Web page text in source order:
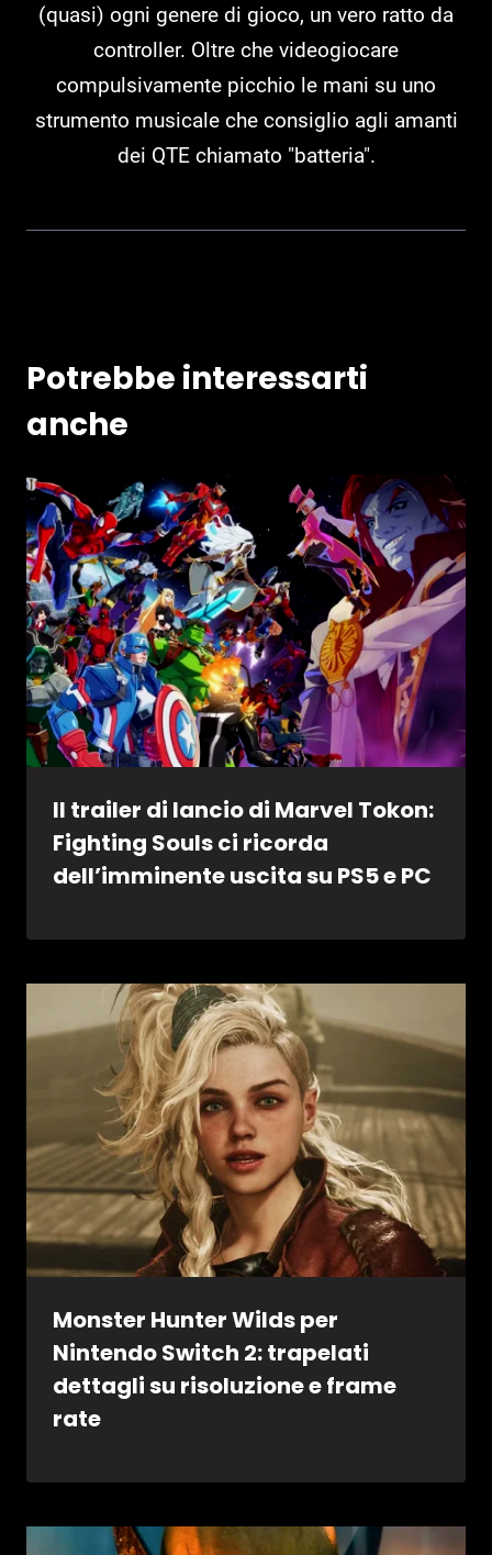
(quasi) ogni genere di gioco, un vero ratto da
controller. Oltre che videogiocare
compulsivamente picchio le mani su uno
strumento musicale che consiglio agli amanti
dei QTE chiamato "batteria".
Potrebbe interessarti
anche
Il trailer di lancio di Marvel Tokon:
Fighting Souls ci ricorda
dell’imminente uscita su PS5 e PC
Monster Hunter Wilds per
Nintendo Switch 2: trapelati
dettagli su risoluzione e frame
rate